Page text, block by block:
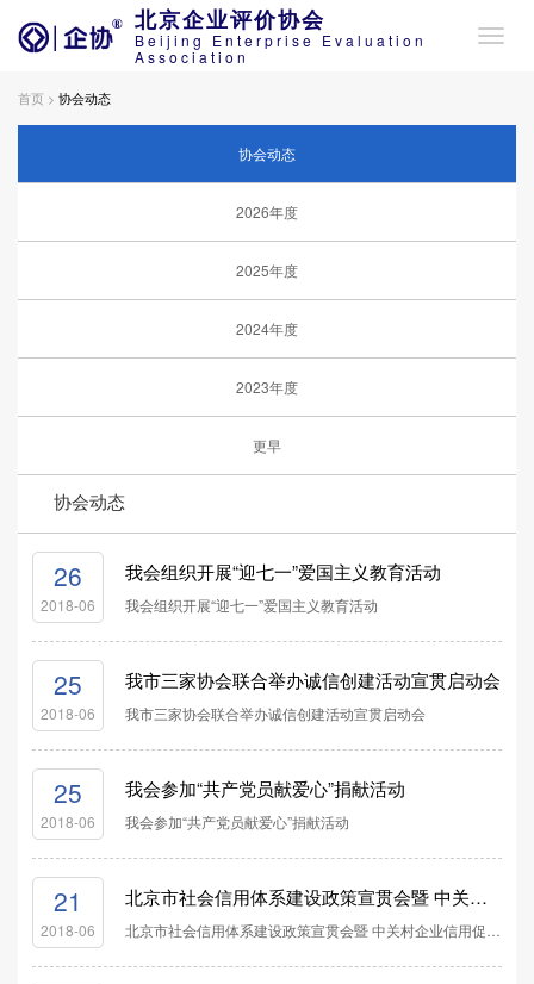
北京企业评价协会
Beijing Enterprise Evaluation
Association
首页 > 协会动态
协会动态
2026年度
2025年度
2024年度
2023年度
更早
协会动态
26
2018-06
我会组织开展“迎七一”爱国主义教育活动
我会组织开展“迎七一”爱国主义教育活动
25
2018-06
我市三家协会联合举办诚信创建活动宣贯启动会
我市三家协会联合举办诚信创建活动宣贯启动会
25
2018-06
我会参加“共产党员献爱心”捐献活动
我会参加“共产党员献爱心”捐献活动
21
2018-06
北京市社会信用体系建设政策宣贯会暨 中关村企业信用促进会诚信企业创建启动会成功举办